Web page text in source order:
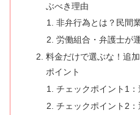
ぶべき理由
非弁行為とは？民間
労働組合・弁護士が
料金だけで選ぶな！追
ポイント
チェックポイント1
チェックポイント2